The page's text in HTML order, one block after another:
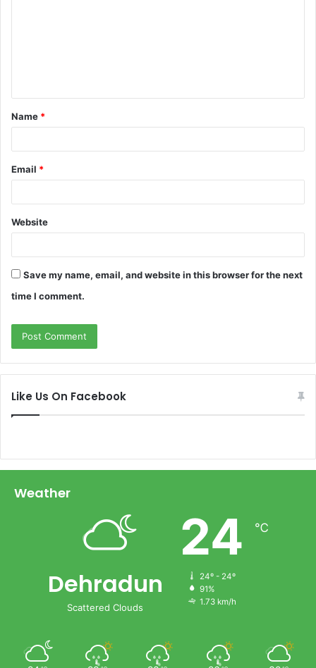
t
*
Name *
Email *
Website
Save my name, email, and website in this browser for the next
time I comment.
Like Us On Facebook
Weather
Dehradun
Scattered Clouds
24 ℃
24º - 24º
91%
1.73 km/h